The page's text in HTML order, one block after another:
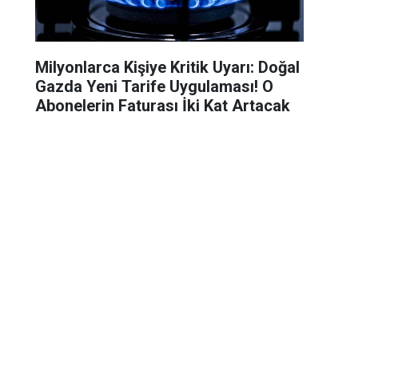
Milyonlarca Kişiye Kritik Uyarı: Doğal
Gazda Yeni Tarife Uygulaması! O
Abonelerin Faturası İki Kat Artacak